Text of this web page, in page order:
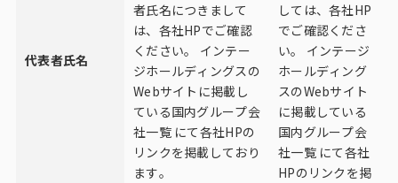
代表者氏名
者氏名につきまして
は、各社HPでご確認
ください。 インテー
ジホールディングスの
Webサイトに掲載し
ている国内グループ会
社一覧にて各社HPの
リンクを掲載しており
ます。
しては、各社HP
でご確認くださ
い。 インテージ
ホールディング
スのWebサイト
に掲載している
国内グループ会
社一覧にて各社
HPのリンクを掲